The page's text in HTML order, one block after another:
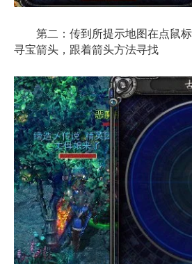
第二：传到所提示地图在点鼠标
寻宝箭头，跟着箭头方法寻找